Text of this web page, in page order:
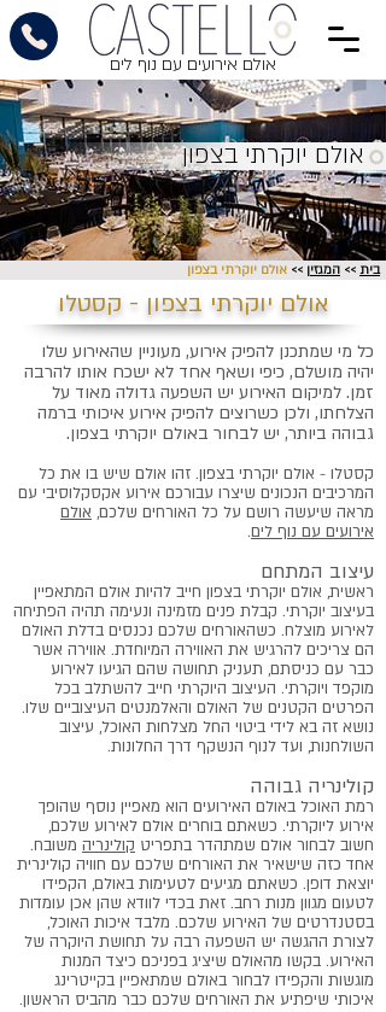
אולם אירועים עם נוף לים
אולם יוקרתי בצפון
בית >> המגזין >> אולם יוקרתי בצפון
אולם יוקרתי בצפון - קסטלו
כל מי שמתכנן להפיק אירוע, מעוניין שהאירוע שלו
יהיה מושלם, כיפי ושאף אחד לא ישכח אותו להרבה
זמן. למיקום האירוע יש השפעה גדולה מאוד על
הצלחתו, ולכן כשרוצים להפיק אירוע איכותי ברמה
גבוהה ביותר, יש לבחור באולם יוקרתי בצפון.
קסטלו - אולם יוקרתי בצפון. זהו אולם שיש בו את כל
המרכיבים הנכונים שיצרו עבורכם אירוע אקסקלוסיבי עם
מראה שיעשה רושם על כל האורחים שלכם, אולם
אירועים עם נוף לים.
עיצוב המתחם
ראשית, אולם יוקרתי בצפון חייב להיות אולם המתאפיין
בעיצוב יוקרתי. קבלת פנים מזמינה ונעימה תהיה הפתיחה
לאירוע מוצלח. כשהאורחים שלכם נכנסים בדלת האולם
הם צריכים להרגיש את האווירה המיוחדת. אווירה אשר
כבר עם כניסתם, תעניק תחושה שהם הגיעו לאירוע
מוקפד ויוקרתי. העיצוב היוקרתי חייב להשתלב בכל
הפרטים הקטנים של האולם והאלמנטים העיצוביים שלו.
נושא זה בא לידי ביטוי החל מצלחות האוכל, עיצוב
השולחנות, ועד לנוף הנשקף דרך החלונות.
קולינריה גבוהה
רמת האוכל באולם האירועים הוא מאפיין נוסף שהופך
אירוע ליוקרתי. כשאתם בוחרים אולם לאירוע שלכם,
חשוב לבחור אולם שמתהדר בתפריט קולינריה משובח.
אחד כזה שישאיר את האורחים שלכם עם חוויה קולינרית
יוצאת דופן. כשאתם מגיעים לטעימות באולם, הקפידו
לטעום מגוון מנות רחב. זאת בכדי לוודא שהן אכן עומדות
בסטנדרטים של האירוע שלכם. מלבד איכות האוכל,
לצורת ההגשה יש השפעה רבה על תחושת היוקרה של
האירוע. בקשו מהאולם שיציג בפניכם כיצד המנות
מוגשות והקפידו לבחור באולם שמתאפיין בקייטרינג
איכותי שיפתיע את האורחים שלכם כבר מהביס הראשון.